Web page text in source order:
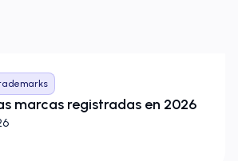
marcas registradas en 2026